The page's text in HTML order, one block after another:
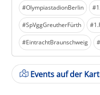
#OlympiastadionBerlin
#SpVggGreutherFürth
#EintrachtBraunschweig
Events auf der